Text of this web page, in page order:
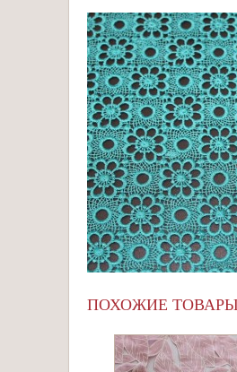
ПОХОЖИЕ